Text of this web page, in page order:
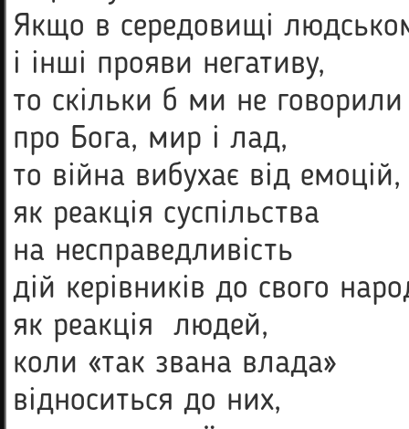
Якщо в середовищі
і інші прояви негативу,
то скільки б ми не
про Бога, мир і лад,
то війна вибухає від емоцій,
як реакція суспільства
на несправедливість
дій керівників до свого
як реакція людей,
коли «так звана влада»
відноситься до них,